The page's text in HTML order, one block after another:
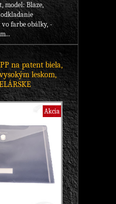
model: Blaze,
farbe obálky, -
na patent biela,
leskom,
Akcia